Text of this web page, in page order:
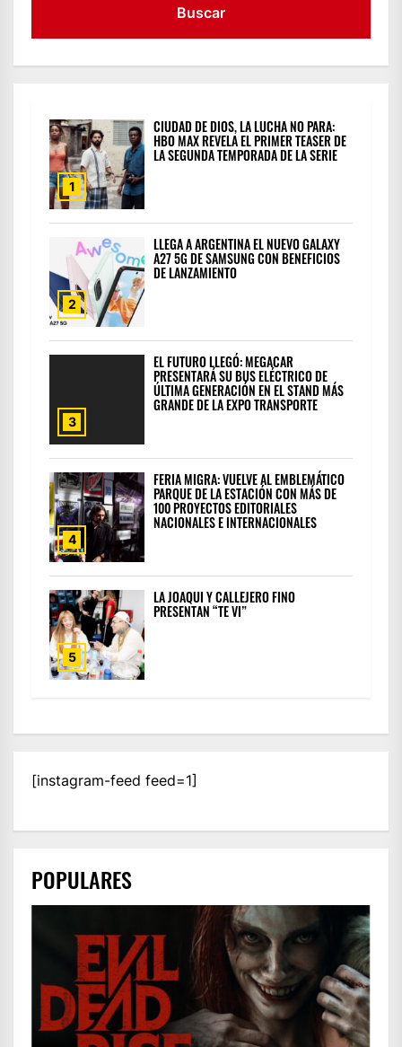
1
CIUDAD DE DIOS, LA LUCHA NO PARA:
HBO MAX REVELA EL PRIMER TEASER DE
LA SEGUNDA TEMPORADA DE LA SERIE
2
LLEGA A ARGENTINA EL NUEVO GALAXY
A27 5G DE SAMSUNG CON BENEFICIOS
DE LANZAMIENTO
3
EL FUTURO LLEGÓ: MEGACAR
PRESENTARÁ SU BUS ELÉCTRICO DE
ÚLTIMA GENERACIÓN EN EL STAND MÁS
GRANDE DE LA EXPO TRANSPORTE
4
FERIA MIGRA: VUELVE AL EMBLEMÁTICO
PARQUE DE LA ESTACIÓN CON MÁS DE
100 PROYECTOS EDITORIALES
NACIONALES E INTERNACIONALES
5
LA JOAQUI Y CALLEJERO FINO
PRESENTAN “TE VI”
[instagram-feed feed=1]
POPULARES